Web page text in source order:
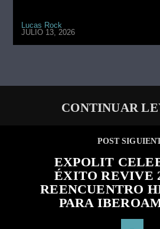
Lucas Rock
JULIO 13, 2026
CONTINUAR
POST
EXPOLIT
ÉXITO REVIVE
REENCUENTRO
PARA